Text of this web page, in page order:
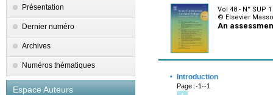
Présentation
Dernier numéro
Archives
Numéros thématiques
Espace Auteurs
Vol 48 - N° SUP
© Elsevier
An
· Introduction
Page :-1--1